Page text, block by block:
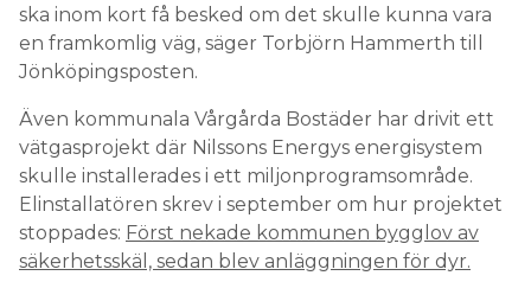
ska inom kort få besked om det skulle kunna vara
en framkomlig väg, säger Torbjörn Hammerth till
Jönköpingsposten.
Även kommunala Vårgårda Bostäder har drivit ett
vätgasprojekt där Nilssons Energys energisystem
skulle installerades i ett miljonprogramsområde.
Elinstallatören skrev i september om hur projektet
stoppades: Först nekade kommunen bygglov av
säkerhetsskäl, sedan blev anläggningen för dyr.